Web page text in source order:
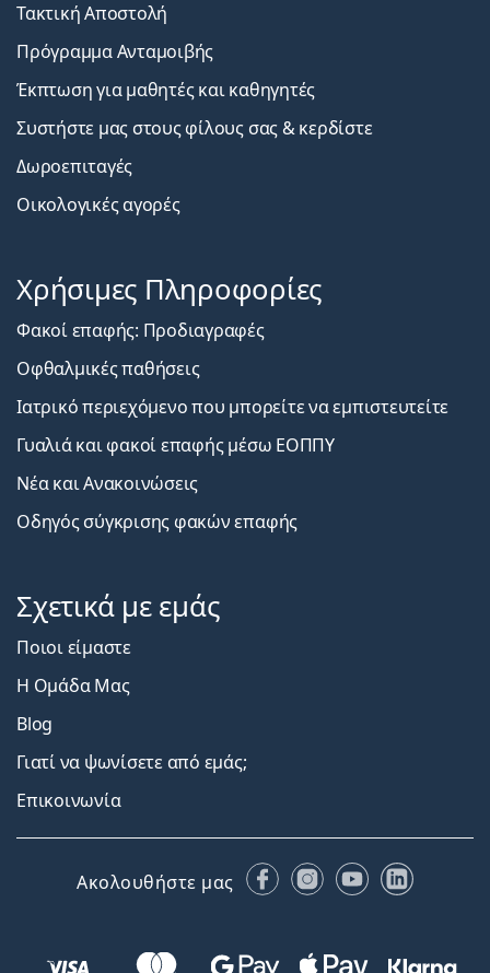
Τακτική Αποστολή
Πρόγραμμα Ανταμοιβής
Έκπτωση για μαθητές και καθηγητές
Συστήστε μας στους φίλους σας & κερδίστε
Δωροεπιταγές
Οικολογικές αγορές
Χρήσιμες Πληροφορίες
Φακοί επαφής: Προδιαγραφές
Οφθαλμικές παθήσεις
Ιατρικό περιεχόμενο που μπορείτε να εμπιστευτείτε
Γυαλιά και φακοί επαφής μέσω ΕΟΠΠΥ
Νέα και Ανακοινώσεις
Οδηγός σύγκρισης φακών επαφής
Σχετικά με εμάς
Ποιοι είμαστε
Η Ομάδα Μας
Blog
Γιατί να ψωνίσετε από εμάς;
Επικοινωνία
Ακολουθήστε μας FacebookInstagram
YouTubeLinkedIn